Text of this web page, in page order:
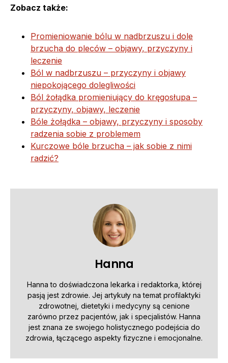
Zobacz także:
Promieniowanie bólu w nadbrzuszu i dole
brzucha do pleców – objawy, przyczyny i
leczenie
Ból w nadbrzuszu – przyczyny i objawy
niepokojącego dolegliwości
Ból żołądka promieniujący do kręgosłupa –
przyczyny, objawy, leczenie
Bóle żołądka – objawy, przyczyny i sposoby
radzenia sobie z problemem
Kurczowe bóle brzucha – jak sobie z nimi
radzić?
Hanna
Hanna to doświadczona lekarka i redaktorka, której
pasją jest zdrowie. Jej artykuły na temat profilaktyki
zdrowotnej, dietetyki i medycyny są cenione
zarówno przez pacjentów, jak i specjalistów. Hanna
jest znana ze swojego holistycznego podejścia do
zdrowia, łączącego aspekty fizyczne i emocjonalne.